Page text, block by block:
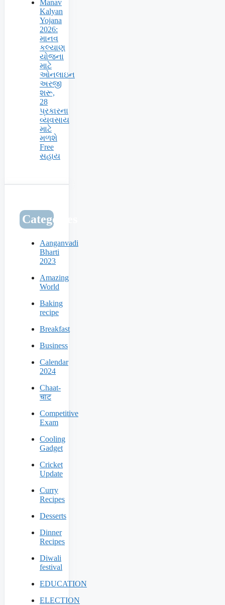
Manav
Kalyan
Yojana
2026:
માનવ
કલ્યાણ
યોજના
માટે
ઓનલાઇન
અરજી
શરૂ,
28
પ્રકારના
વ્યવસાય
માટે
મળશે
Free
સહાય
Categories
Aanganvadi
Bharti
2023
Amazing
World
Baking
recipe
Breakfast
Business
Calendar
2024
Chaat-
चाट
Competitive
Exam
Cooling
Gadget
Cricket
Update
Curry
Recipes
Desserts
Dinner
Recipes
Diwali
festival
EDUCATION
ELECTION